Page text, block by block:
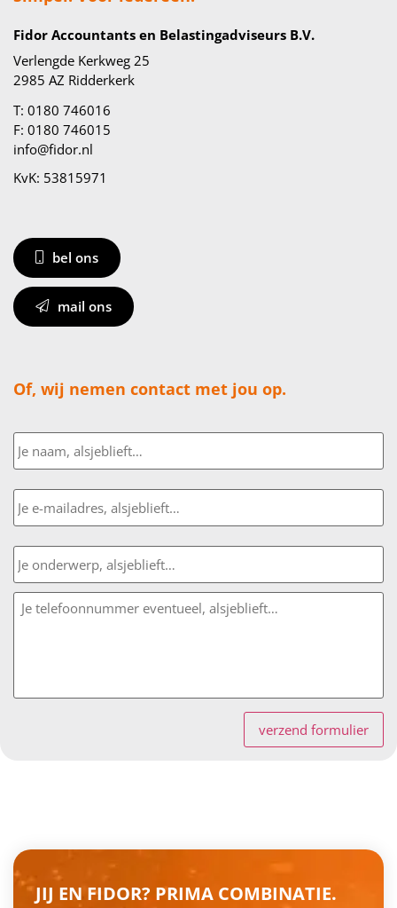
Fidor Accountants en Belastingadviseurs B.V.
Verlengde Kerkweg 25
2985 AZ Ridderkerk
T: 0180 746016
F: 0180 746015
info@fidor.nl
KvK: 53815971
bel ons
mail ons
Of, wij nemen contact met jou op.
Naam
E-
mailadres
Onderwerp
Bericht
verzend formulier
JIJ EN FIDOR? PRIMA COMBINATIE.